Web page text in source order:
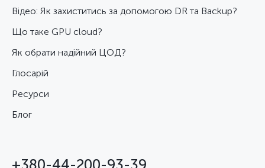
Відео: Як захиститись за допомогою DR та Backup?
Що таке GPU cloud?
Як обрати надійний ЦОД?
Глосарій
Ресурси
Блог